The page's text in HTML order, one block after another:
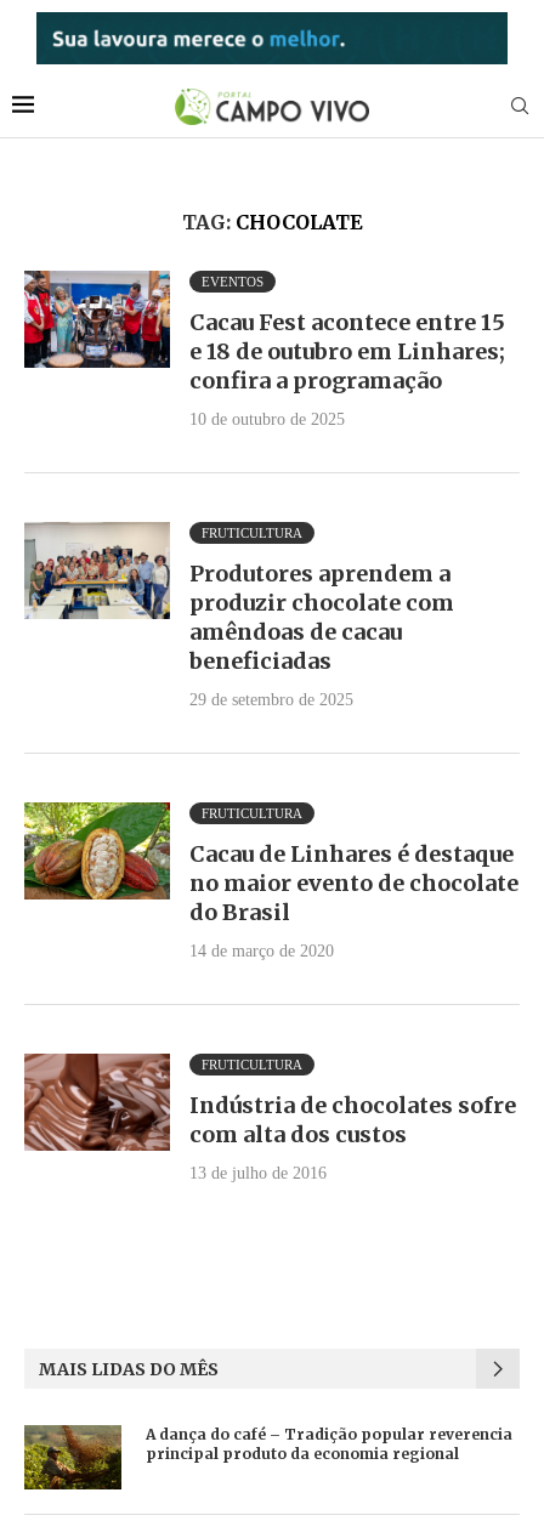
TAG: CHOCOLATE
EVENTOS
Cacau Fest acontece entre 15
e 18 de outubro em Linhares;
confira a programação
10 de outubro de 2025
FRUTICULTURA
Produtores aprendem a
produzir chocolate com
amêndoas de cacau
beneficiadas
29 de setembro de 2025
FRUTICULTURA
Cacau de Linhares é destaque
no maior evento de chocolate
do Brasil
14 de março de 2020
FRUTICULTURA
Indústria de chocolates sofre
com alta dos custos
13 de julho de 2016
MAIS LIDAS DO MÊS
A dança do café – Tradição popular reverencia
principal produto da economia regional